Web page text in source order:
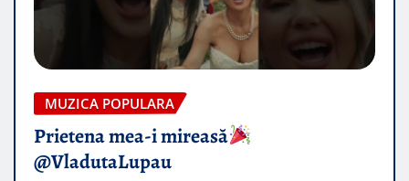
MUZICA POPULARA
Prietena mea-i mireasă​
@VladutaLupau